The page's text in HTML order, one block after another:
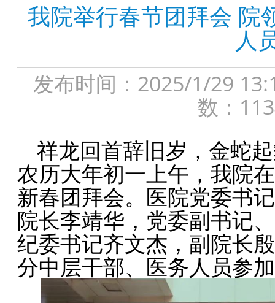
我院举行春节团拜会 院
人
发布时间：2025/1/
数：
祥龙回首辞旧岁，金蛇
农历大年初一上午，我院
新春团拜会。医院党委书
院长李靖华，党委副书记
纪委书记齐文杰，副院长
分中层干部、医务人员参